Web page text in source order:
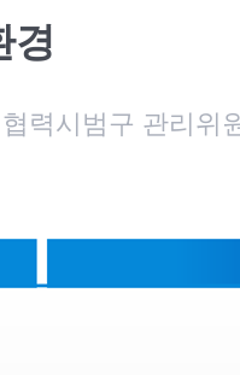
경
력시범구 관리위